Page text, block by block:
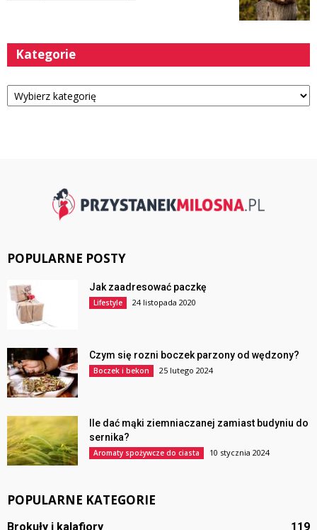
Kategorie
Kategorie
POPULARNE POSTY
Jak zaadresować paczkę
Lifestyle 24 listopada 2020
Czym się rozni boczek parzony od wędzony?
Boczek i bekon 25 lutego 2024
Ile dać mąki ziemniaczanej zamiast budyniu do
sernika?
Aromaty spożywcze do ciasta 10 stycznia 2024
POPULARNE KATEGORIE
Brokuły i kalafiory 119